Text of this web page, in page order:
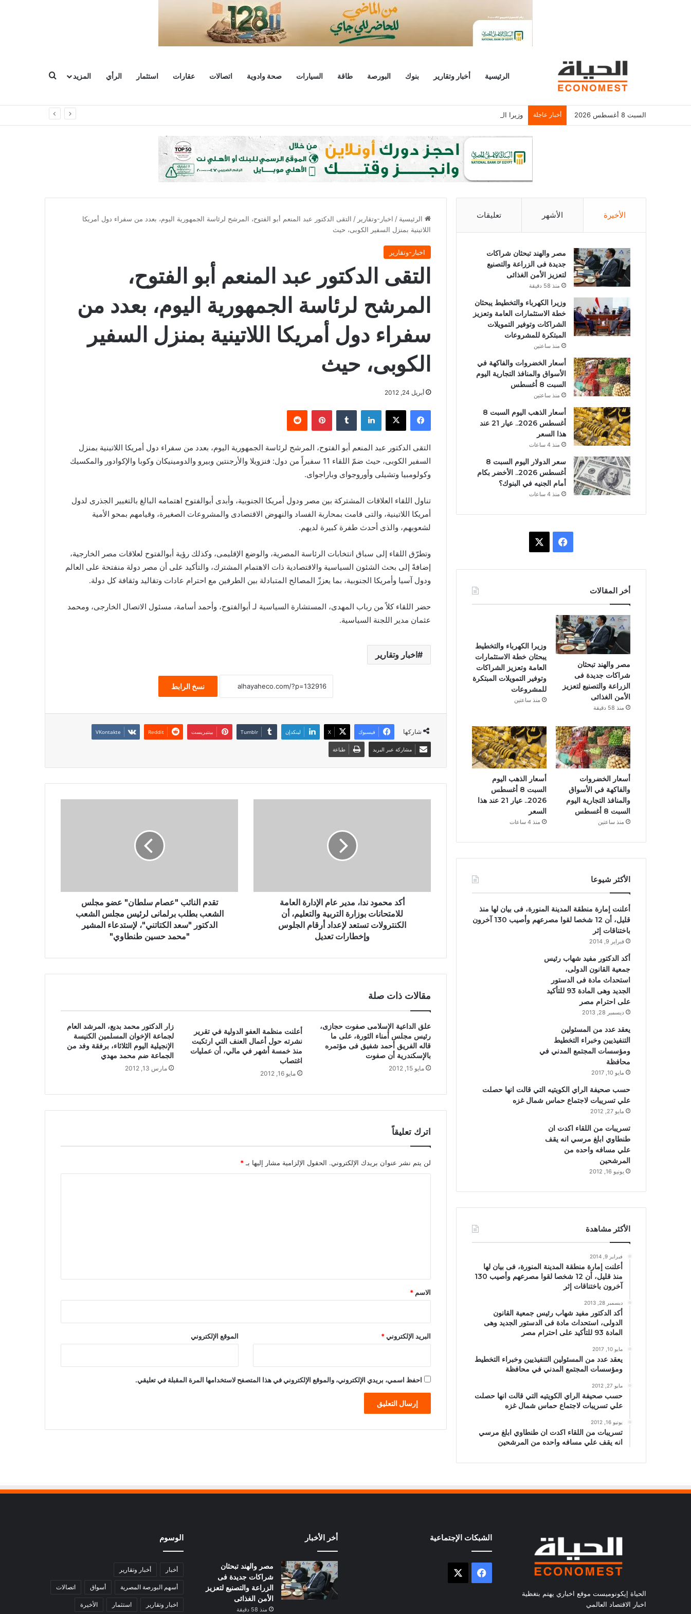
الرئيسية أخبار وتقارير بنوك البورصة طاقة السيارات صحة وادوية اتصالات عقارات استثمار الرأي المزيد
السبت 8 أغسطس 2026 أخبار عاجلة وزيرا الكهرباء والتخطيط يبحثان خطة الاستثمارات العامة وتعزيز الشراكات وتوفير التمويلات المبتكرة للمشروعات
الرئيسية / اخبار-وتقارير / التقى الدكتور عبد المنعم أبو الفتوح، المرشح لرئاسة الجمهورية اليوم، بعدد من سفراء دول أمريكا
اللاتينية بمنزل السفير الكوبى، حيث
اخبار-وتقارير
التقى الدكتور عبد المنعم أبو الفتوح،
المرشح لرئاسة الجمهورية اليوم، بعدد من
سفراء دول أمريكا اللاتينية بمنزل السفير
الكوبى، حيث
أبريل 24, 2012
فيسبوك لينكدإن بينتيريست
التقى الدكتور عبد المنعم أبو الفتوح، المرشح لرئاسة الجمهورية اليوم، بعدد من سفراء دول أمريكا اللاتينية بمنزل
السفير الكوبى، حيث ضمّ اللقاء 11 سفيراً من دول: فنزويلا والأرجنتين وبيرو والدومينيكان وكوبا والإكوادور والمكسيك
وكولومبيا وتشيلى وأوروجواى وباراجواى.
تناول اللقاء العلاقات المشتركة بين مصر ودول أمريكا الجنوبية، وأبدى أبوالفتوح اهتمامه البالغ بالتغيير الجذرى لدول
أمريكا اللاتينية، والتى قامت بمحاربة الفساد والنهوض الاقتصادى والمشروعات الصغيرة، وقيامهم بمحو الأمية
لشعوبهم، والذى أحدث طفرة كبيرة لديهم.
وتطرّق اللقاء إلى سباق انتخابات الرئاسة المصرية، والوضع الإقليمى، وكذلك رؤية أبوالفتوح لعلاقات مصر الخارجية،
إضافةً إلى بحث الشئون السياسية والاقتصادية ذات الاهتمام المشترك، والتأكيد على أن مصر دولة منفتحة على العالم
ودول آسيا وأمريكا الجنوبية، بما يعززّ المصالح المتبادلة بين الطرفين مع احترام عادات وتقاليد وثقافة كل دولة.
حضر اللقاء كلاً من رباب المهدى، المستشارة السياسية لـ أبوالفتوح، وأحمد أسامة، مسئول الاتصال الخارجى، ومحمد
عثمان مدير اللجنة السياسية.
اخبار وتقارير
نسخ الرابط
شاركها فيسبوك X لينكدإن بينتيريست
مشاركة عبر البريد طباعة
أكد محمود ندا، مدير عام الإدارة العامة
للامتحانات بوزارة التربية والتعليم، أن
الكنترولات تستعد لإعداد أرقام الجلوس
وإخطارات تعديل
تقدم النائب "عصام سلطان" عضو مجلس
الشعب بطلب برلمانى لرئيس مجلس الشعب
الدكتور "سعد الكتاتني"، لإستدعاء المشير
"محمد حسين طنطاوي"
مقالات ذات صلة
علق الداعية الإسلامى صفوت حجازى،
رئيس مجلس أمناء الثورة، على ما
قاله الفريق أحمد شفيق فى مؤتمره
بالإسكندرية أن صفوت
مايو 15, 2012
أعلنت منظمة العفو الدولية في تقرير
نشرته حول أعمال العنف التي ارتكبت
منذ خمسة أشهر في مالي، أن عمليات
اغتصاب
مايو 16, 2012
زار الدكتور محمد بديع، المرشد العام
لجماعة الإخوان المسلمين الكنيسة
الإنجيلية اليوم الثلاثاء، برفقة وفد من
الجماعة ضم محمد مهدي
مارس 13, 2012
اترك تعليقاً
لن يتم نشر عنوان بريدك الإلكتروني. الحقول الإلزامية مشار إليها بـ *
*
الاسم *
البريد الإلكتروني* الموقع الإلكتروني
احفظ اسمي، بريدي الإلكتروني، والموقع الإلكتروني في هذا المتصفح لاستخدامها المرة المقبلة في تعليقي.
الأخيرة الأشهر تعليقات
مصر والهند تبحثان شراكات
جديدة فى الزراعة والتصنيع
لتعزيز الأمن الغذائى
منذ 58 دقيقة
وزيرا الكهرباء والتخطيط يبحثان
خطة الاستثمارات العامة وتعزيز
الشراكات وتوفير التمويلات
المبتكرة للمشروعات
منذ ساعتين
أسعار الخضروات والفاكهة في
الأسواق والمنافذ التجارية اليوم
السبت 8 أغسطس
منذ ساعتين
أسعار الذهب اليوم السبت 8
أغسطس 2026.. عيار 21 عند
هذا السعر
منذ 4 ساعات
سعر الدولار اليوم السبت 8
أغسطس 2026.. الأخضر بكام
أمام الجنيه في البنوك؟
منذ 4 ساعات
ب
و
ك
أخر المقالات
مصر والهند تبحثان
شراكات جديدة فى
الزراعة والتصنيع لتعزيز
الأمن الغذائى
منذ 58 دقيقة
وزيرا الكهرباء والتخطيط
يبحثان خطة الاستثمارات
العامة وتعزيز الشراكات
وتوفير التمويلات المبتكرة
للمشروعات
منذ ساعتين
أسعار الخضروات
والفاكهة في الأسواق
والمنافذ التجارية اليوم
السبت 8 أغسطس
منذ ساعتين
أسعار الذهب اليوم
السبت 8 أغسطس
2026.. عيار 21 عند هذا
السعر
منذ 4 ساعات
الأكثر شيوعا
أعلنت إمارة منطقة المدينة المنورة، فى بيان لها منذ
قليل، أن 12 شخصا لقوا مصرعهم وأصيب 130 آخرون
باختناقات إثر
فبراير 9, 2014
أكد الدكتور مفيد شهاب رئيس
جمعية القانون الدولى،
استحداث مادة فى الدستور
الجديد وهى المادة 93 للتأكيد
على احترام مصر
ديسمبر 28, 2013
يعقد عدد من المسئولين
التنفيذيين وخبراء التخطيط
ومؤسسات المجتمع المدني في
محافظة
مايو 10, 2017
حسب صحيفة الراي الكويتيه التي قالت انها حصلت
علي تسريبات لاجتماع حماس شمال غزه
مايو 27, 2012
تسريبات من اللقاء اكدت ان
طنطاوي ابلغ مرسي انه يقف
علي مسافه واحده من
المرشحين
يونيو 16, 2012
الأكثر مشاهدة
فبراير 9, 2014
أعلنت إمارة منطقة المدينة المنورة، فى بيان لها
منذ قليل، أن 12 شخصا لقوا مصرعهم وأصيب 130
آخرون باختناقات إثر
ديسمبر 28, 2013
أكد الدكتور مفيد شهاب رئيس جمعية القانون
الدولى، استحداث مادة فى الدستور الجديد وهى
المادة 93 للتأكيد على احترام مصر
مايو 10, 2017
يعقد عدد من المسئولين التنفيذيين وخبراء التخطيط
ومؤسسات المجتمع المدني في محافظة
مايو 27, 2012
حسب صحيفة الراي الكويتيه التي قالت انها حصلت
علي تسريبات لاجتماع حماس شمال غزه
يونيو 16, 2012
تسريبات من اللقاء اكدت ان طنطاوي ابلغ مرسي
انه يقف علي مسافه واحده من المرشحين
الحياة إيكونوميست موقع اخباري يهتم بتغظية
اخبار الاقتصاد العالمي
الشبكات الإجتماعية
فيسبوك
أخر الأخبار
مصر والهند تبحثان
شراكات جديدة فى
الزراعة والتصنيع لتعزيز
الأمن الغذائى
منذ 58 دقيقة
الوسوم
أخبار أخبار وتقارير
أسهم البورصة المصرية أسواق اتصالات
اخبار وتقارير استثمار الأخيرة